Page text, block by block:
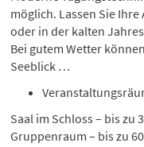
möglich. Lassen Sie
oder in der kalten
Bei gutem Wetter
Seeblick …
Saal im Schloss – bis zu
Gruppenraum – bis zu